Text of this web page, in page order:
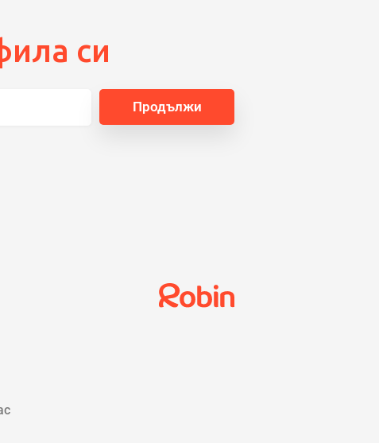
си